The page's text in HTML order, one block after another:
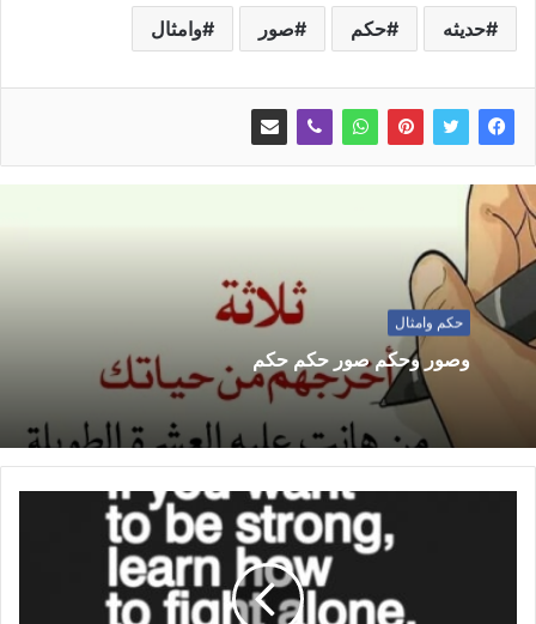
حديثه حكم صور وامثال
حكم وامثال
وصور وحكم صور حكم حكم